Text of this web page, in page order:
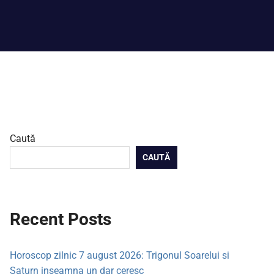
Caută
CAUTĂ
Recent Posts
Horoscop zilnic 7 august 2026: Trigonul Soarelui si
Saturn inseamna un dar ceresc